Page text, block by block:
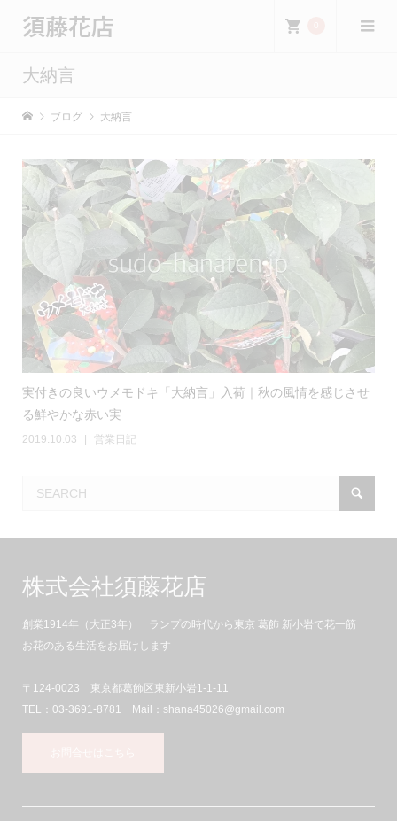
須藤花店
大納言
ブログ 大納言
実付きの良いウメモドキ「大納言」入荷｜秋の風情を感じさせ
る鮮やかな赤い実
2019.10.03 営業日記
株式会社須藤花店
創業1914年（大正3年） ランプの時代から東京 葛飾 新小岩で花一筋
お花のある生活をお届けします
〒124-0023 東京都葛飾区東新小岩1-1-11
TEL：03-3691-8781 Mail：shana45026@gmail.com